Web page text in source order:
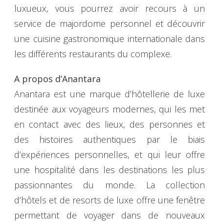
luxueux, vous pourrez avoir recours à un
service de majordome personnel et découvrir
une cuisine gastronomique internationale dans
les différents restaurants du complexe.
A propos d’Anantara
Anantara est une marque d’hôtellerie de luxe
destinée aux voyageurs modernes, qui les met
en contact avec des lieux, des personnes et
des histoires authentiques par le biais
d’expériences personnelles, et qui leur offre
une hospitalité dans les destinations les plus
passionnantes du monde. La collection
d’hôtels et de resorts de luxe offre une fenêtre
permettant de voyager dans de nouveaux